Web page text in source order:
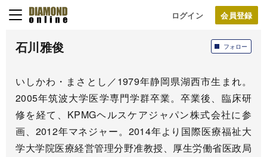
ログイン
フォロー
石川雅俊
いしかわ・まさとし／1979年静岡県湖西市生まれ。
2005年筑波大学医学専門学群卒業。卒業後、臨床研
修を経て、KPMGヘルスケアジャパン株式会社に参
画、2012年マネジャー。2014年より国際医療福祉大
学大学院医療経営管理分野准教授、厚生労働省医政局